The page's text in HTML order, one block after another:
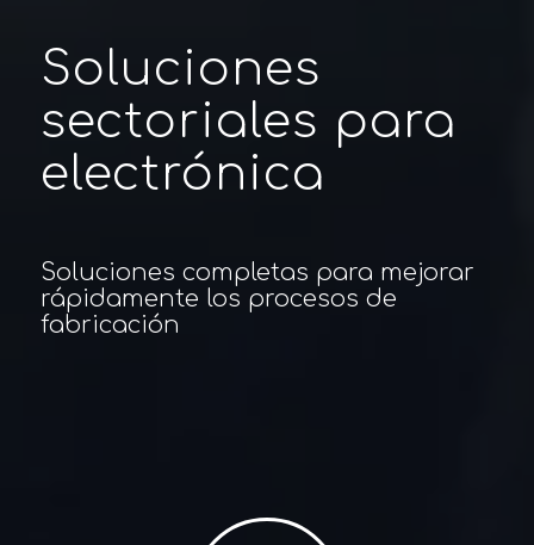
Soluciones
sectoriales para
electrónica
Soluciones completas para mejorar
rápidamente los procesos de
fabricación